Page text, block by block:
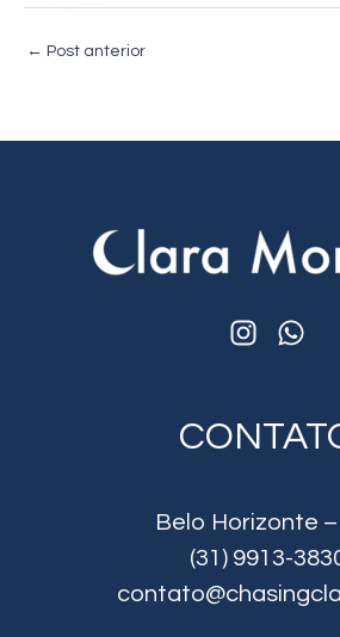
← Post anterior
Belo Horizonte –
(31) 9913-